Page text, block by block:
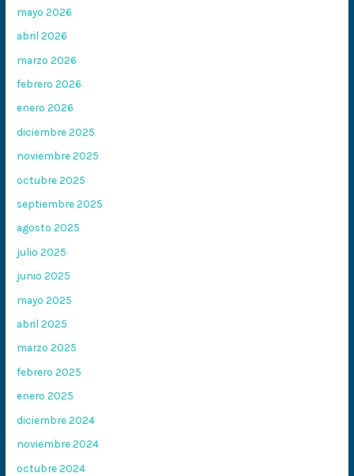
mayo 2026
abril 2026
marzo 2026
febrero 2026
enero 2026
diciembre 2025
noviembre 2025
octubre 2025
septiembre 2025
agosto 2025
julio 2025
junio 2025
mayo 2025
abril 2025
marzo 2025
febrero 2025
enero 2025
diciembre 2024
noviembre 2024
octubre 2024